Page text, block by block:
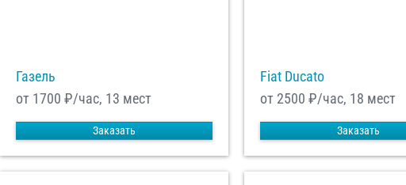
Газель
от 1700 ₽/час, 13 мест
Заказать
Fiat Ducato
от 2500 ₽/час, 18 мест
Заказать